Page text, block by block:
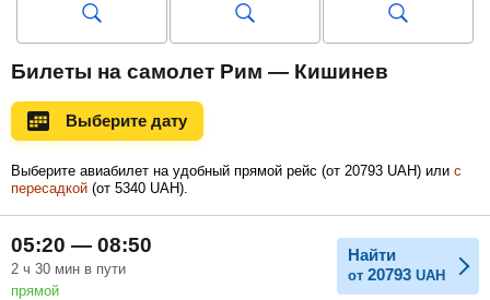
Сентябрь
Ноябрь
Билеты на самолет Рим — Кишинев
Выберите дату
Выберите авиабилет на удобный прямой рейс (от 20793 UAH) или с
пересадкой (от 5340 UAH).
05:20 — 08:50
2 ч 30 мин в пути
прямой
Найти
от 20793 UAH